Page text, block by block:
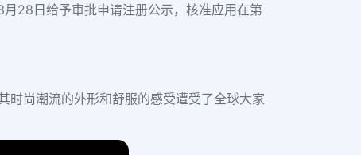
月28日给予审批申请注册公示，核准应用在第
时尚潮流的外形和舒服的感受遭受了全球大家